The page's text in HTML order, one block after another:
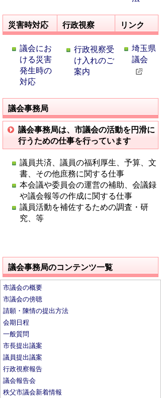
災害時対応
議会にお
ける災害
発生時の
対応
行政視察
行政視察受
け入れのご
案内
リンク
埼玉県
議会
議会事務局
議会事務局は、市議会の活動を円滑に
行うための仕事を行っています
議員共済、議員の福利厚生、予算、文
書、その他庶務に関する仕事
本会議や委員会の運営の補助、会議録
や議会報等の作成に関する仕事
議員活動を補佐するための調査・研
究、等
議会事務局のコンテンツ一覧
市議会の概要
市議会の傍聴
請願・陳情の提出方法
会期日程
一般質問
市長提出議案
議員提出議案
行政視察報告
議会報告会
秩父市議会新着情報